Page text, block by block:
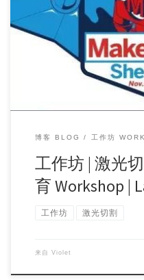
工作坊名称：激光切割设计
分钟 […]
博客 BLOG 工作坊
工作坊 | 激光
育 Workshop |
工作坊 激光切割
来自 Violet